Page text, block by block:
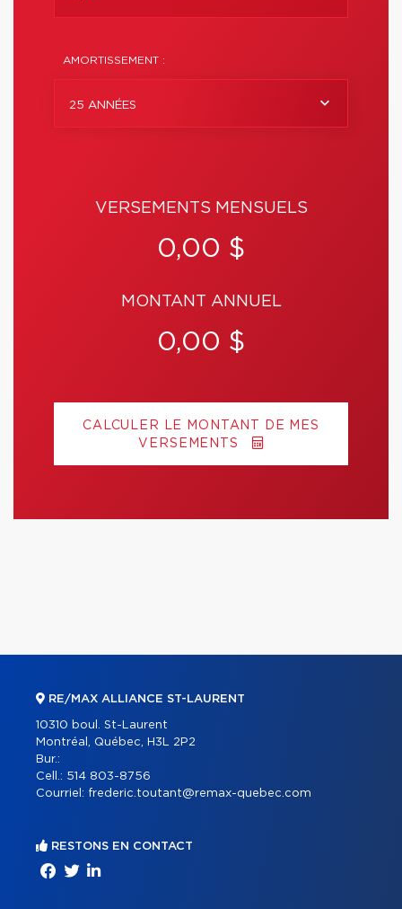
AMORTISSEMENT :
25 ANNÉES
VERSEMENTS MENSUELS
0,00 $
MONTANT ANNUEL
0,00 $
CALCULER LE MONTANT DE MES
VERSEMENTS
RE/MAX ALLIANCE ST-LAURENT
10310 boul. St-Laurent
Montréal, Québec, H3L 2P2
Bur.:
Cell.: 514 803-8756
Courriel: frederic.toutant@remax-quebec.com
RESTONS EN CONTACT